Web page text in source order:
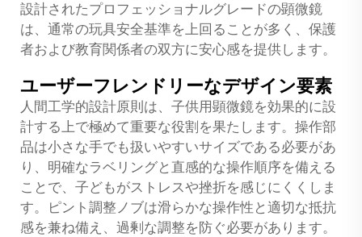
設計されたプロフェッショナルグレードの顕微鏡
は、通常の玩具安全基準を上回ることが多く、保護
者および教育関係者の双方に安心感を提供します。
ユーザーフレンドリーなデザイン要素
人間工学的設計原則は、子供用顕微鏡を効果的に設
計する上で極めて重要な役割を果たします。操作部
品は小さな手でも扱いやすいサイズである必要があ
り、明確なラベリングと直感的な操作順序を備える
ことで、子どもがストレスや挫折を感じにくくしま
す。ピント調整ノブは滑らかな操作性と適切な抵抗
感を兼ね備え、過剰な調整を防ぐ必要があります。